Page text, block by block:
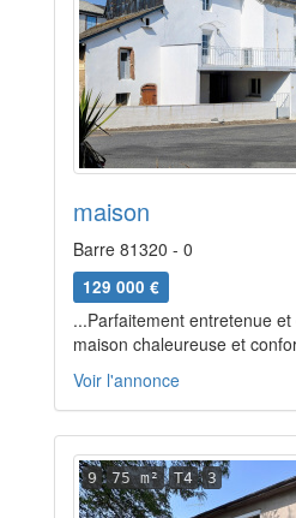
maison
Barre 81320 - 0
129 000 €
...Parfaitement entretenue
maison chaleureuse et
Voir l'annonce
9 75 m² T4 3